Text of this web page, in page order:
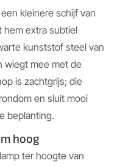
kleinere schijf van
hem extra subtiel
kunststof steel van
wiegt mee met de
is zachtgrijs; die
en sluit mooi
beplanting.
hoog
ter hoogte van